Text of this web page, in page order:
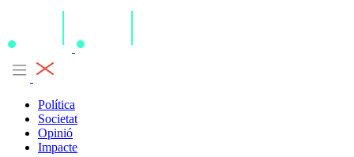
Política
Societat
Opinió
Impacte